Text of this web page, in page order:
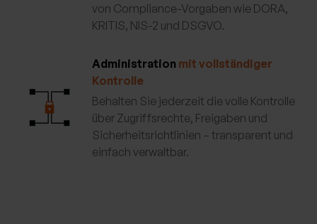
von Compliance-Vorgaben wie DORA,
KRITIS, NIS-2 und DSGVO.
Administration mit vollständiger
Kontrolle
Behalten Sie jederzeit die volle Kontrolle
über Zugriffsrechte, Freigaben und
Sicherheitsrichtlinien – transparent und
einfach verwaltbar.